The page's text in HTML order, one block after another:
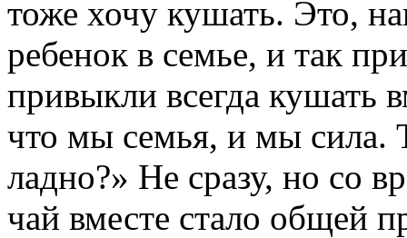
тоже хочу кушать. Это,
ребенок в семье, и так
привыкли всегда кушать
что мы семья, и мы сила.
ладно?» Не сразу, но со
чай вместе стало общей